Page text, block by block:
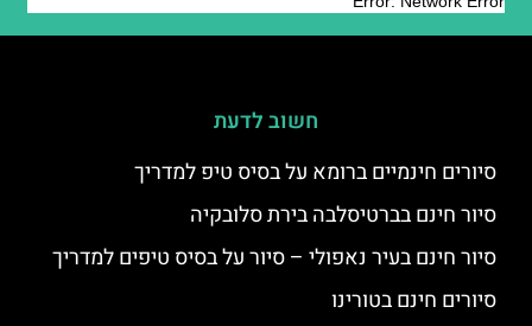
חשוב לדעת
סיורים חינמיים ברומא על בסיס טיפ למדריך
סיור חינם בברטיסלבה בירת סלובקיה
סיור חינם בעיר נאפולי – סיור על בסיס טיפים למדריך
סיורים חינם בטורינו